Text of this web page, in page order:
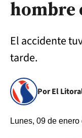
hombre
El accidente
tarde.
Por El
Lunes, 09 de